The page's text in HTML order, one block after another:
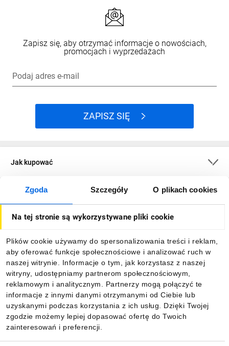
Zgoda Szczegóły O plikach cookies
Na tej stronie są wykorzystywane pliki cookie
Plików cookie używamy do spersonalizowania treści i reklam,
aby oferować funkcje społecznościowe i analizować ruch w
naszej witrynie. Informacje o tym, jak korzystasz z naszej
witryny, udostępniamy partnerom społecznościowym,
reklamowym i analitycznym. Partnerzy mogą połączyć te
informacje z innymi danymi otrzymanymi od Ciebie lub
uzyskanymi podczas korzystania z ich usług. Dzięki Twojej
zgodzie możemy lepiej dopasować ofertę do Twoich
zainteresowań i preferencji.
Zapisz się, aby otrzymać informacje o nowościach,
promocjach i wyprzedażach
Podaj adres e-mail
ZAPISZ SIĘ
Jak kupować
O firmie
Informacje
Pobierz naszą aplikację mobilną: